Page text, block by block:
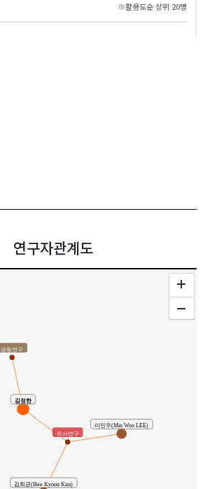
※활용도순 상위 20명
연구자관계도
김희균(Hee Kyoon Kim)
이민우(Min Woo LEE)
김정한
공동연구
유사연구